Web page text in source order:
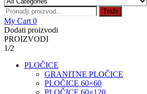
Traži
My Cart 0
Dodati proizvodi
PROIZVODI
1/2
PLOČICE
GRANITNE PLOČICE
PLOČICE 60×60
PLOČICE 60×120